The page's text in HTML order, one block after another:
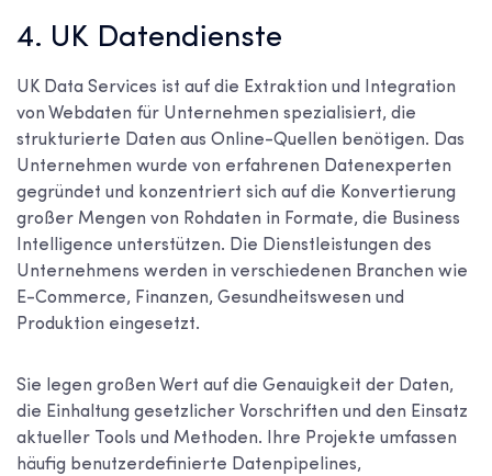
4. UK Datendienste
UK Data Services ist auf die Extraktion und Integration
von Webdaten für Unternehmen spezialisiert, die
strukturierte Daten aus Online-Quellen benötigen. Das
Unternehmen wurde von erfahrenen Datenexperten
gegründet und konzentriert sich auf die Konvertierung
großer Mengen von Rohdaten in Formate, die Business
Intelligence unterstützen. Die Dienstleistungen des
Unternehmens werden in verschiedenen Branchen wie
E-Commerce, Finanzen, Gesundheitswesen und
Produktion eingesetzt.
Sie legen großen Wert auf die Genauigkeit der Daten,
die Einhaltung gesetzlicher Vorschriften und den Einsatz
aktueller Tools und Methoden. Ihre Projekte umfassen
häufig benutzerdefinierte Datenpipelines,